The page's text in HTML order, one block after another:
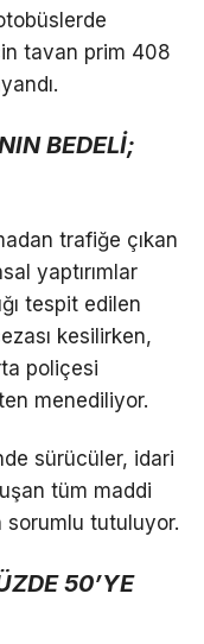
tavan prim 408
BEDELİ;
trafiğe çıkan
yaptırımlar
tespit edilen
kesilirken,
poliçesi
menediliyor.
sürücüler, idari
tüm maddi
sorumlu tutuluyor.
50’YE